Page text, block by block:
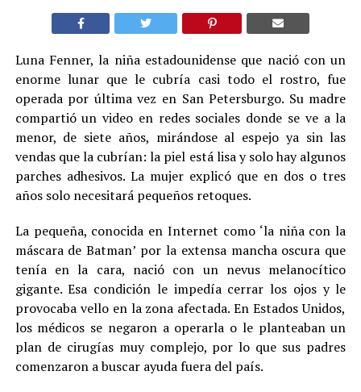
Luna Fenner, la niña estadounidense que nació con un
enorme lunar que le cubría casi todo el rostro, fue
operada por última vez en San Petersburgo. Su madre
compartió un video en redes sociales donde se ve a la
menor, de siete años, mirándose al espejo ya sin las
vendas que la cubrían: la piel está lisa y solo hay algunos
parches adhesivos. La mujer explicó que en dos o tres
años solo necesitará pequeños retoques.
La pequeña, conocida en Internet como ‘la niña con la
máscara de Batman’ por la extensa mancha oscura que
tenía en la cara, nació con un nevus melanocítico
gigante. Esa condición le impedía cerrar los ojos y le
provocaba vello en la zona afectada. En Estados Unidos,
los médicos se negaron a operarla o le planteaban un
plan de cirugías muy complejo, por lo que sus padres
comenzaron a buscar ayuda fuera del país.